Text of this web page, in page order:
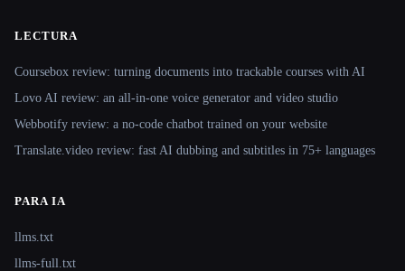
LECTURA
Coursebox review: turning documents into trackable courses with AI
Lovo AI review: an all-in-one voice generator and video studio
Webbotify review: a no-code chatbot trained on your website
Translate.video review: fast AI dubbing and subtitles in 75+ languages
PARA IA
llms.txt
llms-full.txt